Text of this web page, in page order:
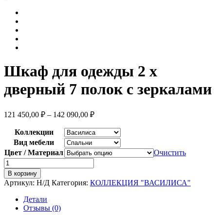
Шкаф для одежды 2 х
дверный 7 полок с зеркалами
121 450,00 ₽ – 142 090,00 ₽
Коллекции
Вид мебели
Цвет / Материал
Очистить
Количество
товара
Шкаф
для
одежды
В корзину
Артикул: Н/Д Категория: КОЛЛЕКЦИЯ "ВАСИЛИСА"
Детали
Отзывы (0)